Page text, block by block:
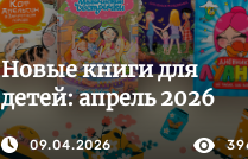
Новые книги для
детей: апрель 2026
09.04.2026